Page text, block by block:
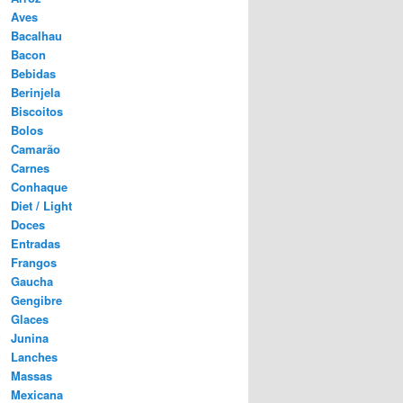
Aves
Bacalhau
Bacon
Bebidas
Berinjela
Biscoitos
Bolos
Camarão
Carnes
Conhaque
Diet / Light
Doces
Entradas
Frangos
Gaucha
Gengibre
Glaces
Junina
Lanches
Massas
Mexicana